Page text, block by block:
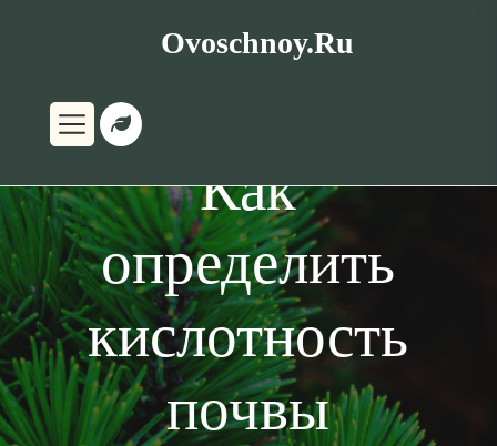
Ovoschnoy.ru
Как
определить
кислотность
почвы